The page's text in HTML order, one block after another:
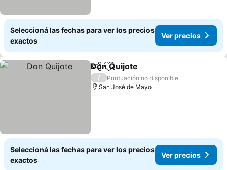
Seleccioná las fechas para ver los precios
exactos
Ver precios
CompartirAñadir a favoritos
Don Quijote
/
Puntuación no disponible
San José de Mayo
Seleccioná las fechas para ver los precios
exactos
Ver precios